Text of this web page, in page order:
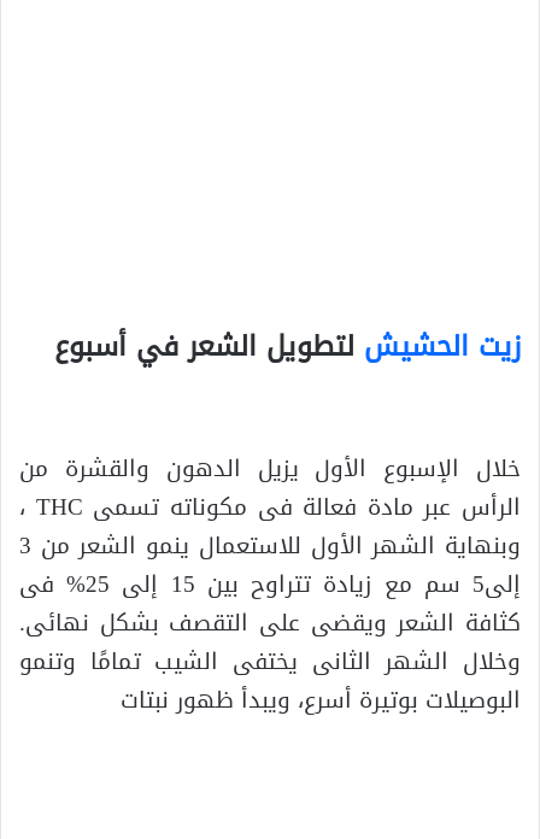
زيت الحشيش لتطويل الشعر في أسبوع
خلال الإسبوع الأول يزيل الدهون والقشرة من
الرأس عبر مادة فعالة فى مكوناته تسمى THC ،
وبنهاية الشهر الأول للاستعمال ينمو الشعر من 3
إلى5 سم مع زيادة تتراوح بين 15 إلى 25% فى
كثافة الشعر ويقضى على التقصف بشكل نهائى.
وخلال الشهر الثانى يختفى الشيب تمامًا وتنمو
البوصيلات بوتيرة أسرع، ويبدأ ظهور نبتات